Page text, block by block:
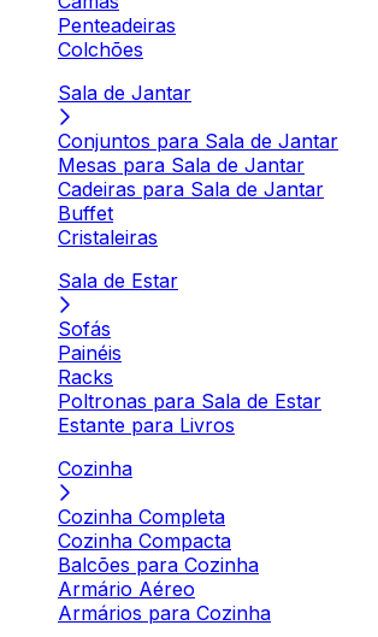
Penteadeiras
Colchões
Sala de Jantar
Conjuntos para Sala de Jantar
Mesas para Sala de Jantar
Cadeiras para Sala de Jantar
Buffet
Cristaleiras
Sala de Estar
Sofás
Painéis
Racks
Poltronas para Sala de Estar
Estante para Livros
Cozinha
Cozinha Completa
Cozinha Compacta
Balcões para Cozinha
Armário Aéreo
Armários para Cozinha